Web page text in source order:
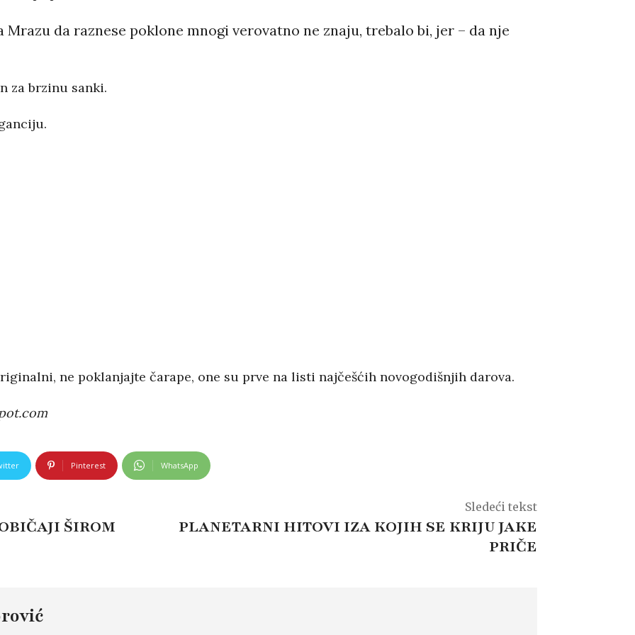
da raznese poklone mnogi verovatno ne znaju, trebalo bi, jer – da nje
za brzinu sanki.
ne poklanjajte čarape, one su prve na listi najčešćih novogodišnjih darova.
Pinterest WhatsApp
ŠIROM
Sledeći tekst
PLANETARNI HITOVI IZA KOJIH SE KRIJU JAKE
PRIČE